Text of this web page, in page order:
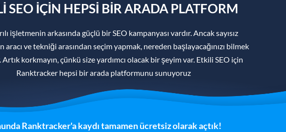
SEO IÇIN HEPSI BIR ARADA PLATFORM
işletmenin arkasında güçlü bir SEO kampanyası vardır. Ancak sayısız
aracı ve tekniği arasından seçim yapmak, nereden başlayacağınızı bilmek
korkmayın, çünkü size yardımcı olacak bir şeyim var. Etkili SEO için
Ranktracker hepsi bir arada platformunu sunuyoruz
Ranktracker'a kaydı tamamen ücretsiz olarak açtık!